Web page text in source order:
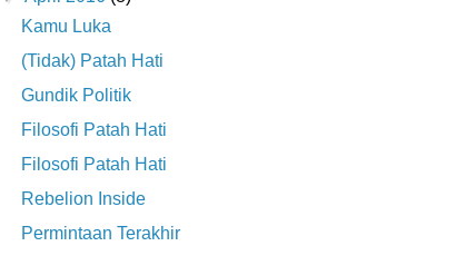
Kamu Luka
(Tidak) Patah Hati
Gundik Politik
Filosofi Patah Hati
Filosofi Patah Hati
Rebelion Inside
Permintaan Terakhir